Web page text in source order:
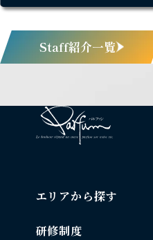
Staff紹介一覧
エリアから探す
研修制度